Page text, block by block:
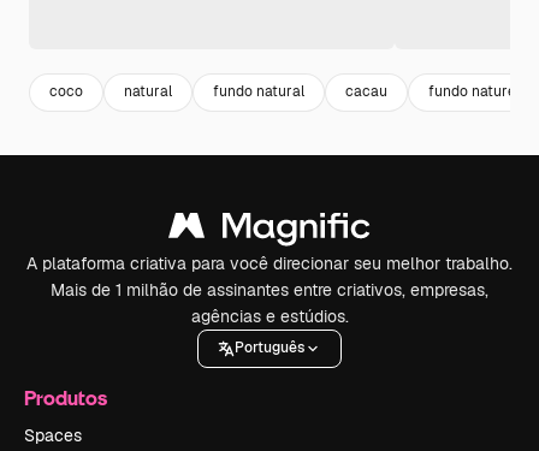
coco natural fundo natural cacau fundo natureza
A plataforma criativa para você direcionar seu melhor trabalho.
Mais de 1 milhão de assinantes entre criativos, empresas,
agências e estúdios.
Português
Produtos
Spaces